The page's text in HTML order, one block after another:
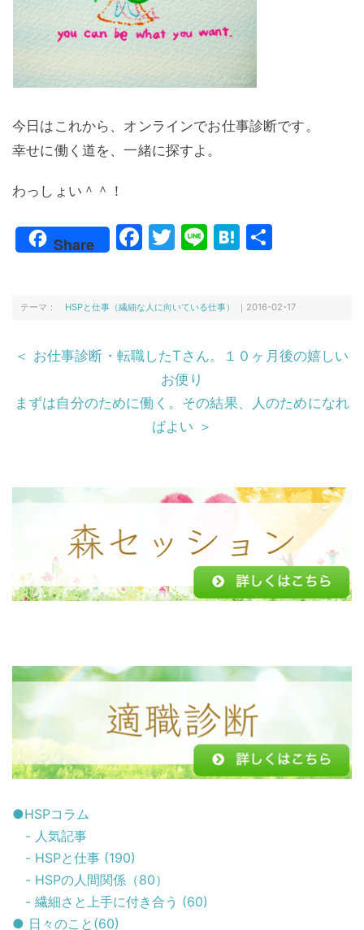
今日はこれから、オンラインでお仕事診断です。
幸せに働く道を、一緒に探すよ。
わっしょい＾＾！
Share
F
e
o
o
k
T
er
Li H
n
テーマ： HSPと仕事（繊細な人に向いている仕事） ｜2016-02-17
＜ お仕事診断・転職したTさん。１０ヶ月後の嬉しい
お便り
まずは自分のために働く。その結果、人のためになれ
ばよい ＞
●HSPコラム
- 人気記事
- HSPと仕事 (190)
- HSPの人間関係（80）
- 繊細さと上手に付き合う (60)
● 日々のこと(60)